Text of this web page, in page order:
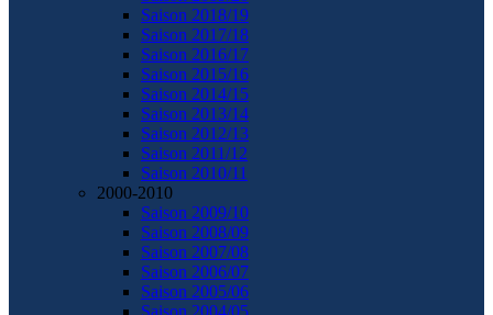
Saison 2018/19
Saison 2017/18
Saison 2016/17
Saison 2015/16
Saison 2014/15
Saison 2013/14
Saison 2012/13
Saison 2011/12
Saison 2010/11
2000-2010
Saison 2009/10
Saison 2008/09
Saison 2007/08
Saison 2006/07
Saison 2005/06
Saison 2004/05